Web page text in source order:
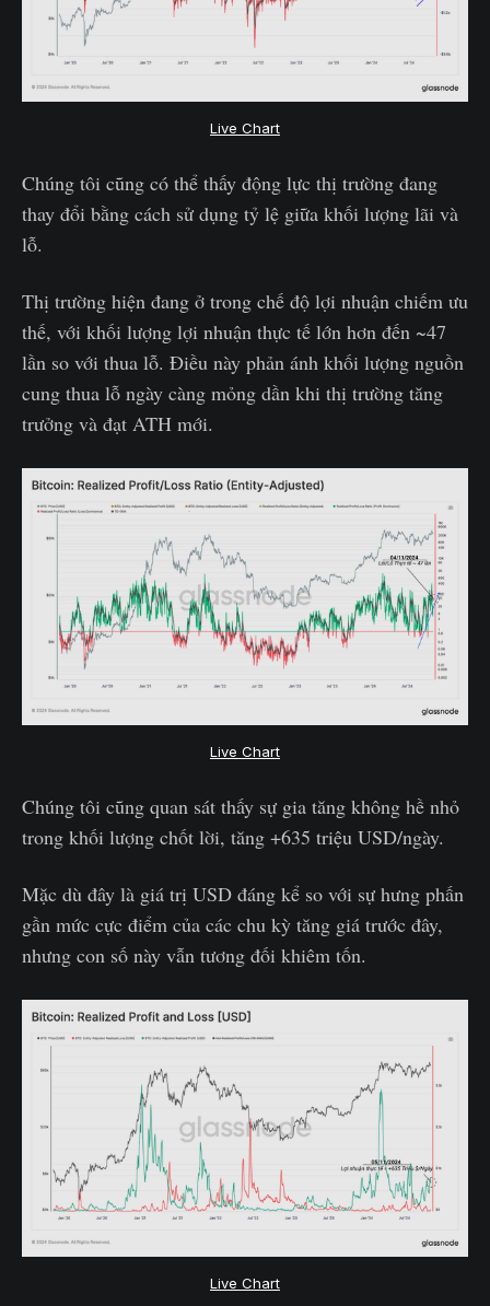
Live Chart
Chúng tôi cũng có thể thấy động lực thị trường đang
thay đổi bằng cách sử dụng tỷ lệ giữa khối lượng lãi và
lỗ.
Thị trường hiện đang ở trong chế độ lợi nhuận chiếm ưu
thế, với khối lượng lợi nhuận thực tế lớn hơn đến ~47
lần so với thua lỗ. Điều này phản ánh khối lượng nguồn
cung thua lỗ ngày càng mỏng dần khi thị trường tăng
trưởng và đạt ATH mới.
Live Chart
Chúng tôi cũng quan sát thấy sự gia tăng không hề nhỏ
trong khối lượng chốt lời, tăng +635 triệu USD/ngày.
Mặc dù đây là giá trị USD đáng kể so với sự hưng phấn
gần mức cực điểm của các chu kỳ tăng giá trước đây,
nhưng con số này vẫn tương đối khiêm tốn.
Live Chart